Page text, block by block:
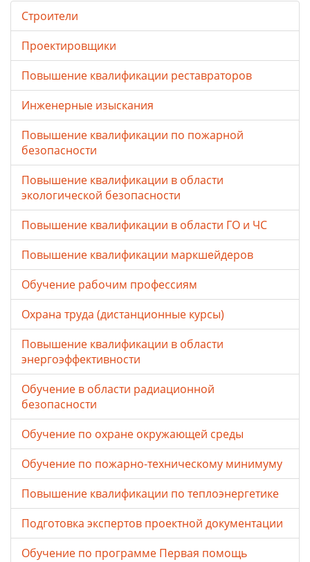
Строители
Проектировщики
Повышение квалификации реставраторов
Инженерные изыскания
Повышение квалификации по пожарной
безопасности
Повышение квалификации в области
экологической безопасности
Повышение квалификации в области ГО и ЧС
Повышение квалификации маркшейдеров
Обучение рабочим профессиям
Охрана труда (дистанционные курсы)
Повышение квалификации в области
энергоэффективности
Обучение в области радиационной
безопасности
Обучение по охране окружающей среды
Обучение по пожарно-техническому минимуму
Повышение квалификации по теплоэнергетике
Подготовка экспертов проектной документации
Обучение по программе Первая помощь